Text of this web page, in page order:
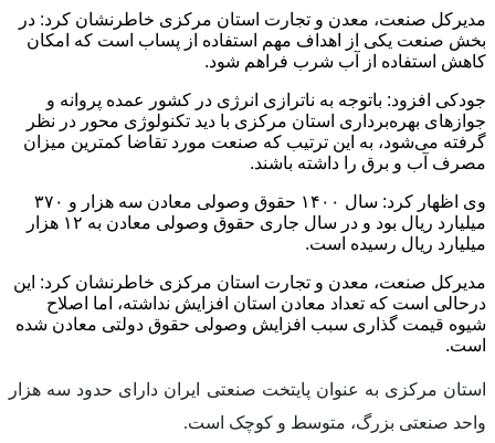
مدیرکل صنعت، معدن و تجارت استان مرکزی خاطرنشان کرد: در
بخش صنعت یکی از اهداف مهم استفاده از پساب است که امکان
کاهش استفاده از آب شرب فراهم شود.
جودکی افزود: باتوجه به ناترازی انرژی در کشور عمده پروانه‌ ‌و
جوازهای بهره‌برداری استان مرکزی با دید تکنولوژی محور در نظر
گرفته می‌شود، به این ترتیب که صنعت مورد تقاضا کمترین میزان
مصرف آب و برق را داشته باشند.
وی اظهار کرد: سال ۱۴۰۰ حقوق وصولی معادن سه هزار و ۳۷۰
میلیارد ریال بود و در سال جاری حقوق وصولی معادن به ۱۲ هزار
میلیارد ریال رسیده است.
مدیرکل صنعت، معدن و تجارت استان مرکزی خاطرنشان کرد: این
درحالی است که تعداد معادن استان افزایش نداشته، اما اصلاح
شیوه قیمت گذاری سبب افزایش وصولی حقوق دولتی معادن شده
است.
استان مرکزی به عنوان پایتخت صنعتی ایران دارای حدود سه هزار
واحد صنعتی بزرگ، متوسط و کوچک است.